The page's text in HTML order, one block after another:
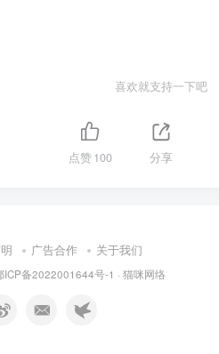
喜欢就支持一下吧
点赞100 分享
广告合作 关于我们
ICP备2022001644号-1 · 猫咪网络